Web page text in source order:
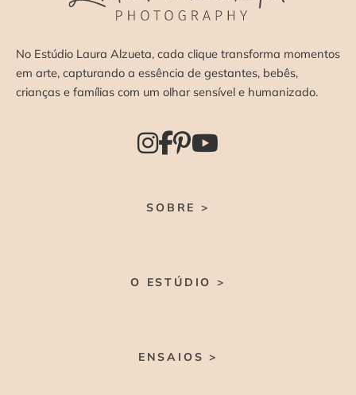
No Estúdio Laura Alzueta, cada clique transforma momentos
em arte, capturando a essência de gestantes, bebês,
crianças e famílias com um olhar sensível e humanizado.
SOBRE >
O ESTÚDIO >
ENSAIOS >